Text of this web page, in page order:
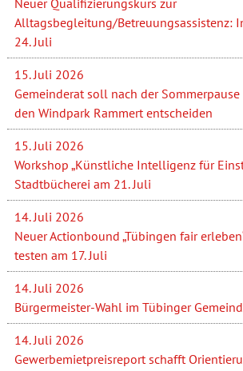
Alltagsbegleitung/Betreuungsassistenz:
24. Juli
15. Juli 2026
Gemeinderat soll nach der
den Windpark Rammert entscheiden
15. Juli 2026
Workshop „Künstliche Intelligenz für
Stadtbücherei am 21. Juli
14. Juli 2026
Neuer Actionbound „Tübingen fair
testen am 17. Juli
14. Juli 2026
Bürgermeister-Wahl im Tübinger
14. Juli 2026
Gewerbemietpreisreport schafft